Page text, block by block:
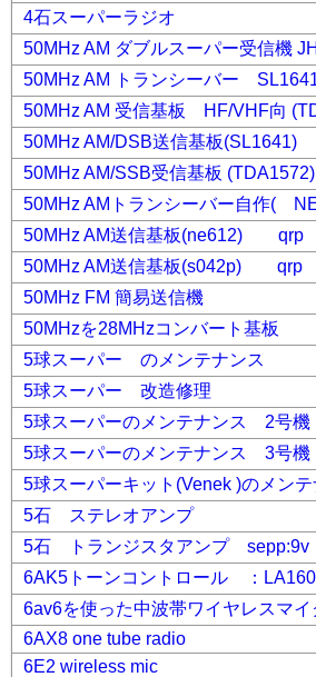
4石スーパーラジオ
50MHz AM ダブルスーパー受信機
50MHz AM トランシーバー
50MHz AM 受信基板 HF/VHF向
50MHz AM/DSB送信基板(SL1641)
50MHz AM/SSB受信基板 (TDA1572)
50MHz AMトランシーバー自作(
50MHz AM送信基板(ne612) qrp
50MHz AM送信基板(s042p) qrp
50MHz FM 簡易送信機
50MHzを28MHzコンバート基板
5球スーパー のメンテナンス
5球スーパー 改造修理
5球スーパーのメンテナンス 2号機
5球スーパーのメンテナンス 3号機
5球スーパーキット(Venek )のメンテ
5石 ステレオアンプ
5石 トランジスタアンプ sepp:9v
6AK5トーンコントロール ：
6av6を使った中波帯ワイヤレスマ
6AX8 one tube radio
6E2 wireless mic